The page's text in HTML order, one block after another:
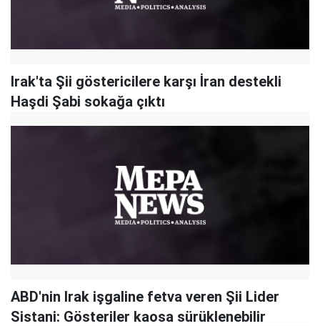
Irak'ta Şii göstericilere karşı İran destekli
Haşdi Şabi sokağa çıktı
ABD'nin Irak işgaline fetva veren Şii Lider
Sistani: Gösteriler kaosa sürüklenebilir